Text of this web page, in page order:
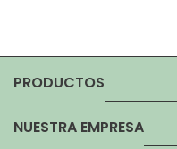
PRODUCTOS
NUESTRA EMPRESA